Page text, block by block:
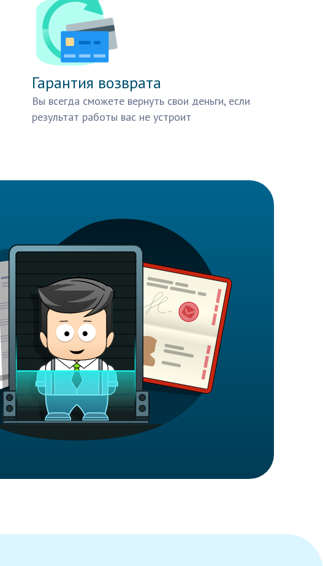
Гарантия возврата
Вы всегда сможете вернуть свои деньги, если
результат работы вас не устроит